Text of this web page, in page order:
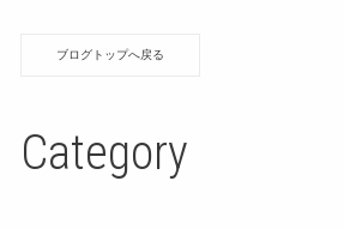
ブログトップへ戻る
Category